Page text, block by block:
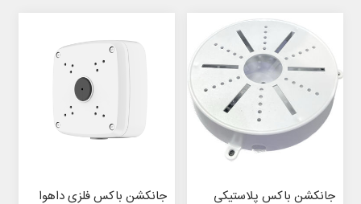
جانکشن باکس پلاستیکی
جانکشن باکس فلزی داهوا